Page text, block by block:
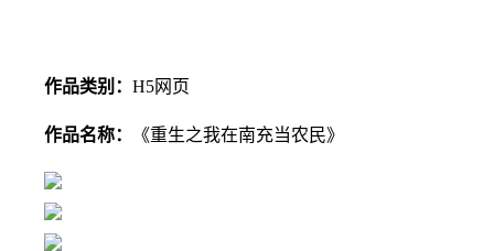
作品类别： H5网页
作品名称： 《重生之我在南充当农民》